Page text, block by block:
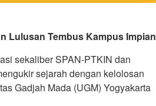
Lulusan Tembus Kampus Impian
sekaliber SPAN-PTKIN dan
sejarah dengan kelolosan
Gadjah Mada (UGM) Yogyakarta